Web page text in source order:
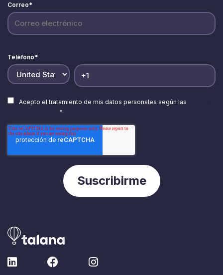
Correo*
Teléfono*
Acepto el tratamiento de mis datos personales según las
*